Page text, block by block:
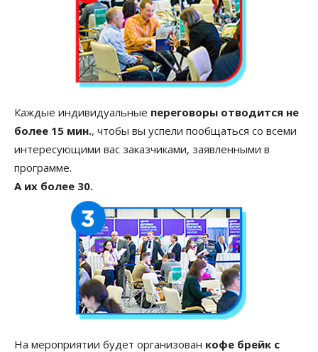
Каждые индивидуальные переговоры отводится не
более 15 мин., чтобы вы успели пообщаться со всеми
интересующими вас заказчиками, заявленными в
программе.
А их более 30.
На мероприятии будет организован кофе брейк с